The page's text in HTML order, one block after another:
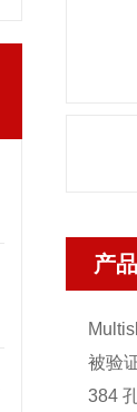
产
被验
384